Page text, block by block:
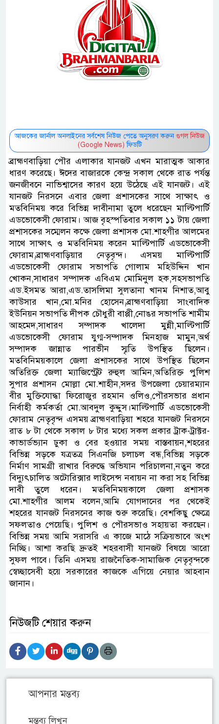
আজকের জার্নাল অনলাইনের সর্বশেষ নিউজ পেতে অনুসরণ করুন গুগল নিউজ
(Google News) ফিডটি
ব্রাহ্মণবাড়িয়া পৌর এলাকার যানজট এখন মারাত্মক আকার
ধারণ করেছে। ঈদের বাজারকে কেন্দ্র সকাল থেকে রাত পর্যন্ত
জনজীবনে নাভিশ্বাসের কারণ হয়ে উঠেছে এই যানজট। এই
যানজট নিরসনে এবার জেলা প্রশাসকের সাথে সাক্ষাৎ ও
মতবিনিময় করে বিভিন্ন দাবীনামা তুলে ধরেছেন মাল্টিপার্টি
এডভোকেসী ফোরাম। আজ বৃহস্পতিবার সকাল ১১ টায় জেলা
প্রশাসকের সম্মেলন কক্ষে জেলা প্রশাসক মো.শাহগীর আলমের
সাথে সাক্ষাৎ ও মতবিনিময় করেন মাল্টিপার্টি এডভোকেসী
ফোরাম,ব্রাহ্মণবাড়িয়ার নেতৃবৃন্দ। এসময় মাল্টিপার্টি
এডভোকেসী ফোরাম সভাপতি গোলাম মহিউদ্দিন খান
খোকন,সাধারণ সম্পাদক এবিএম মোমিনুল হক,সহসভাপতি
এড.ইসমত আরা,এড.তাসলিমা সুলতানা খানম নিশাত,আবু
কাউসার খান,মো.মনির হোসেন,ব্রাহ্মণবাড়িয়া সাংবাদিক
ইউনিয়ন সভাপতি দীপক চৌধুরী বাপ্পী,নোঙর সভাপতি শামীম
আহমেদ,সাধারণ সম্পাদক খালেদা মুন্নী,মাল্টিপার্টি
এডভোকেসী ফোরাম যুগ্ম-সম্পাদক মিনহাজ মামুন,অর্থ
সম্পাদক জান্নাত পারভীন স্মৃতি উপস্থিত ছিলেন।
মতবিনিময়কালে জেলা প্রশাসকের সাথে উপস্থিত ছিলেন
অতিরিক্ত জেলা ম্যাজিস্ট্রেট রুহুল আমিন,অতিরিক্ত পুলিশ
সুপার প্রশাসন মোল্লা মো.শাহীন,সদর উপজেলা চেয়ারম্যান
বীর মুক্তিযোদ্ধা ফিরোজুর রহমান ওলিও,পৌরসভার প্রধান
নির্বাহী কর্মকর্তা মো.আবদুল কুদ্দুস।মাল্টিপার্টি এডভোকেসী
ফোরাম নেতৃবৃন্দ এসময় ব্রাহ্মণবাড়িয়া শহরে যানজট নিরসনে
রাত ৮ টা থেকে সকাল ৮ টার মধ্যে সকল প্রকার ট্রাক-ট্রাক্টর-
কাভার্ডভ্যান ঢুকা ও বের হওয়ার সময় বাস্তবায়ন,শহরের
বিভিন্ন সড়কে যত্রতত্র সিএনজি চলাচল বন্ধ,বিভিন্ন সড়কে
নির্মাণ সামগ্রী রাখার বিরুদ্ধে অভিযান পরিচালনা,নতুন করে
বিদ্যুৎচালিত অটোরিক্সার লাইসেন্স নবায়ন না করা সহ বিভিন্ন
দাবী তুলে ধরেন। মতবিনিময়কালে জেলা প্রশাসক
মো.শাহগীর আলম বলেন,আমি যোগদানের পর থেকেই
শহরের যানজট নিরসনের কাজ শুরু করেছি। বেশকিছু ক্ষেত্রে
সফলতাও পেয়েছি। পুলিশ ও পৌরসভাও সহায়তা করছেন।
বিভিন্ন সময় আমি সরাসরি এ কাজে মাঠে সক্রিয়ভাবে অংশ
নিচ্ছি। আশা করছি দ্রুতই শহরবাসী যানজট বিষয়ে আরো
সুফল পাবে। তিনি এসময় রাজনৈতিক-সামাজিক নেতৃবৃন্দকে
স্বেচ্ছাসেবী হয়ে সরকারের কাজকে এগিয়ে নেয়ার আহবান
জানান।
নিউজটি শেয়ার করুন
আপনার মন্তব্য
মন্তব্য লিখুন